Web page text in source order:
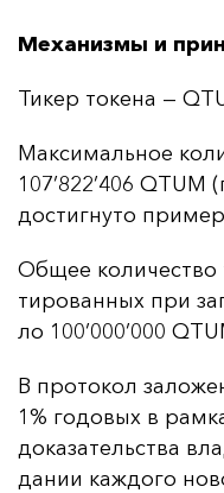
Механизмы и
Ти­кер то­ке­на —
Мак­си­маль­ное
107’822’406
дос­тиг­ну­то
Об­щее
ти­ро­ван­ных при
ло 100’000’000
В про­то­кол
1% го­до­вых в
до­ка­за­тель­ства
да­нии каж­до­го